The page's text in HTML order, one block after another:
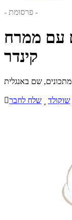
- פרסומת -
עם ממרח
קינדר
שלח לחבר שוקולד